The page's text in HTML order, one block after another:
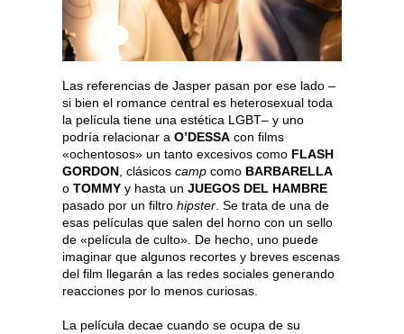
Las referencias de Jasper pasan por ese lado –
si bien el romance central es heterosexual toda
la película tiene una estética LGBT– y uno
podría relacionar a O’DESSA con films
«ochentosos» un tanto excesivos como FLASH
GORDON , clásicos camp como BARBARELLA
o TOMMY y hasta un JUEGOS DEL HAMBRE
pasado por un filtro hipster . Se trata de una de
esas películas que salen del horno con un sello
de «película de culto». De hecho, uno puede
imaginar que algunos recortes y breves escenas
del film llegarán a las redes sociales generando
reacciones por lo menos curiosas.
La película decae cuando se ocupa de su